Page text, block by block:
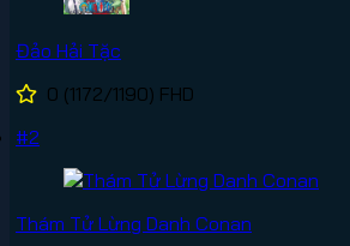
Đảo Hải Tặc
0 (1172/1190) FHD
#2
Thám Tử Lừng Danh Conan